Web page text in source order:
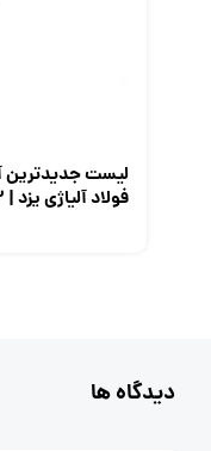
لیست جدیدترین
فولاد آلیاژی یزد | ۱۲ مرداد ۱۴۰۵
دیدگاه ها